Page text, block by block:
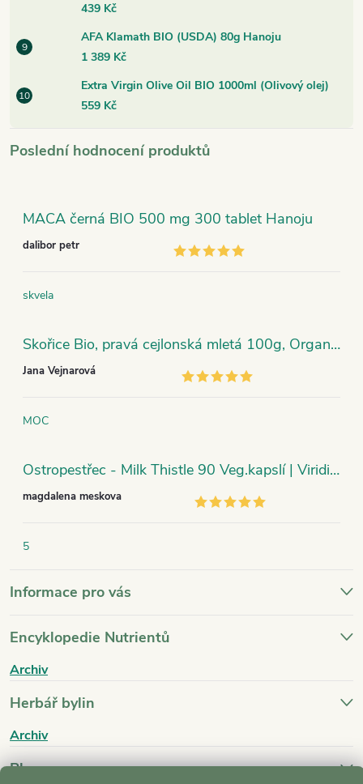
439 Kč
AFA Klamath BIO (USDA) 80g Hanoju
1 389 Kč
Extra Virgin Olive Oil BIO 1000ml (Olivový olej)
559 Kč
Poslední hodnocení produktů
MACA černá BIO 500 mg 300 tablet Hanoju
dalibor petr
skvela
Skořice Bio, pravá cejlonská mletá 100g, Organic India
Jana Vejnarová
MOC
Ostropestřec - Milk Thistle 90 Veg.kapslí | Viridian
magdalena meskova
5
Informace pro vás
Encyklopedie Nutrientů
Archiv
Herbář bylin
Archiv
Blog